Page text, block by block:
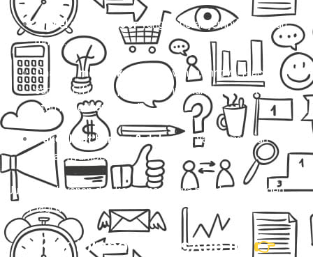
Travel door to dooryang beneran jemput di depan
rumah.
Charter mobil eksklusif
(Avanza, Innova, Hiace,
sampai Elf) buat perjalanan nyaman, rame-rame,
atau keperluan pribadi.
Paket kilat barang & dokumenyang aman dan
cepat nyampe.
Justru, pelayanan dan kenyamanannya bikin kamu pengen
order lagi dan lagi.
Klik tombol WhatsApp ini👉